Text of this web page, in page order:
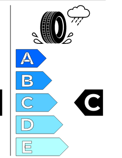
A
B
C
D
E
C